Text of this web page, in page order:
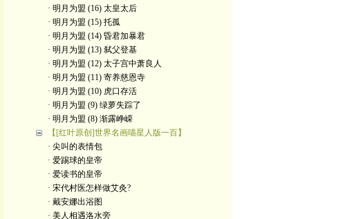
· 明月为盟 (16) 太皇太后
· 明月为盟 (15) 托孤
· 明月为盟 (14) 昏君加暴君
· 明月为盟 (13) 弑父登基
· 明月为盟 (12) 太子宫中萧良人
· 明月为盟 (11) 寄养慈恩寺
· 明月为盟 (10) 虎口存活
· 明月为盟 (9) 绿萝失踪了
· 明月为盟 (8) 渐露峥嵘
【[红叶原创]世界名画喵星人版一百】
· 尖叫的表情包
· 爱踢球的皇帝
· 爱读书的皇帝
· ​宋代村医怎样做艾灸?
· 戴安娜出浴图
· 美人相遇洛水旁